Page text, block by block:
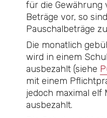
für die Gewährung
Beträge vor, so
Pauschalbeträge
Die monatlich
wird in einem
ausbezahlt (siehe
mit einem
jedoch maximal elf
ausbezahlt.